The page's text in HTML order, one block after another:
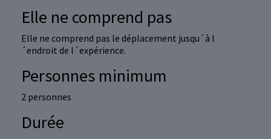
Elle ne comprend pas
Elle ne comprend pas le déplacement jusqu´à l
´endroit de l´expérience.
Personnes minimum
2 personnes
Durée